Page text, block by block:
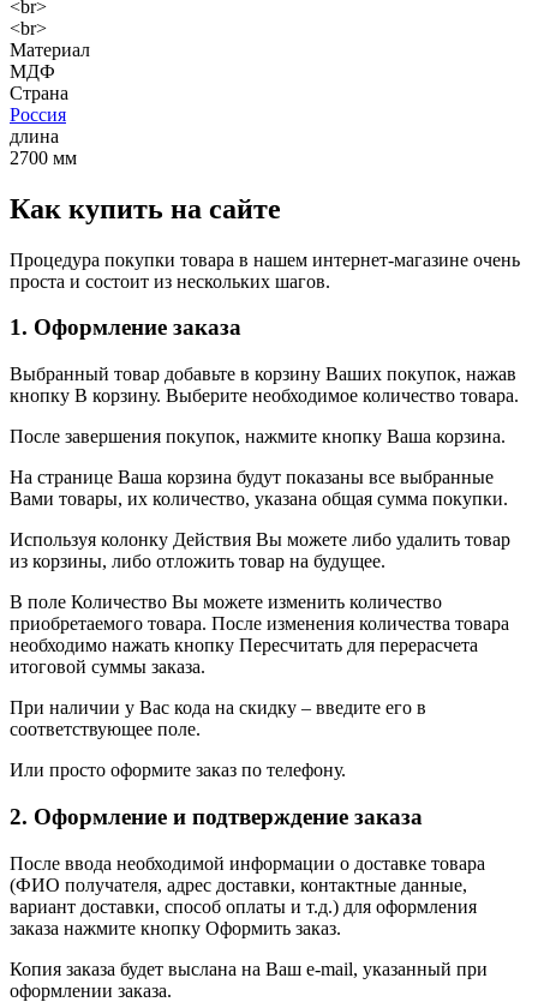
<br>
<br>
Материал
МДФ
Страна
Россия
длина
2700 мм
Как купить на сайте
Процедура покупки товара в нашем интернет-магазине очень
проста и состоит из нескольких шагов.
1. Оформление заказа
Выбранный товар добавьте в корзину Ваших покупок, нажав
кнопку В корзину. Выберите необходимое количество товара.
После завершения покупок, нажмите кнопку Ваша корзина.
На странице Ваша корзина будут показаны все выбранные
Вами товары, их количество, указана общая сумма покупки.
Используя колонку Действия Вы можете либо удалить товар
из корзины, либо отложить товар на будущее.
В поле Количество Вы можете изменить количество
приобретаемого товара. После изменения количества товара
необходимо нажать кнопку Пересчитать для перерасчета
итоговой суммы заказа.
При наличии у Вас кода на скидку – введите его в
соответствующее поле.
Или просто оформите заказ по телефону.
2. Оформление и подтверждение заказа
После ввода необходимой информации о доставке товара
(ФИО получателя, адрес доставки, контактные данные,
вариант доставки, способ оплаты и т.д.) для оформления
заказа нажмите кнопку Оформить заказ.
Копия заказа будет выслана на Ваш e-mail, указанный при
оформлении заказа.